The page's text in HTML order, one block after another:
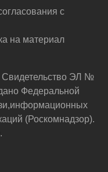
с
на материал
Свидетельство ЭЛ №
Федеральной
(Роскомнадзор).